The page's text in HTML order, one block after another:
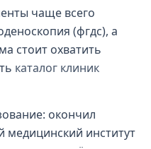
чаще всего
(фгдс), а
стоит охватить
каталог клиник
окончил
медицинский институт